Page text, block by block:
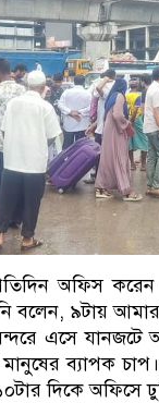
অফিস
বলেন, ৯টায়
এসে
ব্যাপক
দিকে অফিসে